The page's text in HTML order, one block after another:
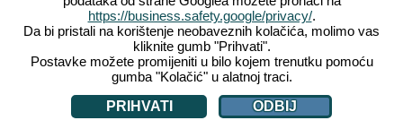
https://business.safety.google/privacy/.
Da bi pristali na korištenje neobaveznih kolačića, molimo vas
kliknite gumb "Prihvati".
Postavke možete promijeniti u bilo kojem trenutku pomoću
gumba "Kolačić" u alatnoj traci.
PRIHVATI
ODBIJ